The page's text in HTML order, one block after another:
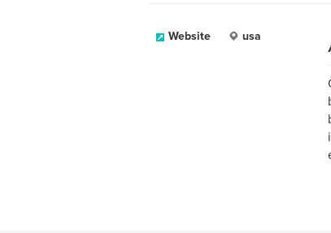
Website usa